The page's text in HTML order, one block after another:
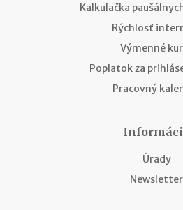
Kalkulačka
Rýchlosť
Výmenné
Poplatok za
Pracovný
Úrady
Newsletter